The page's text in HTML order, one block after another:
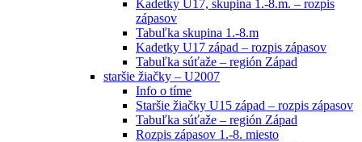
Kadetky U17, skupina 1.-8.m. – rozpis
zápasov
Tabuľka skupina 1.-8.m
Kadetky U17 západ – rozpis zápasov
Tabuľka súťaže – región Západ
staršie žiačky – U2007
Info o tíme
Staršie žiačky U15 západ – rozpis zápasov
Tabuľka súťaže – región Západ
Rozpis zápasov 1.-8. miesto